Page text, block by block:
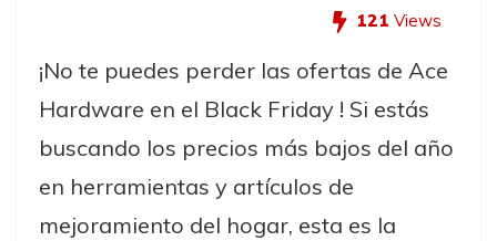
121 Views
¡No te puedes perder las ofertas de Ace
Hardware en el Black Friday ! Si estás
buscando los precios más bajos del año
en herramientas y artículos de
mejoramiento del hogar, esta es la